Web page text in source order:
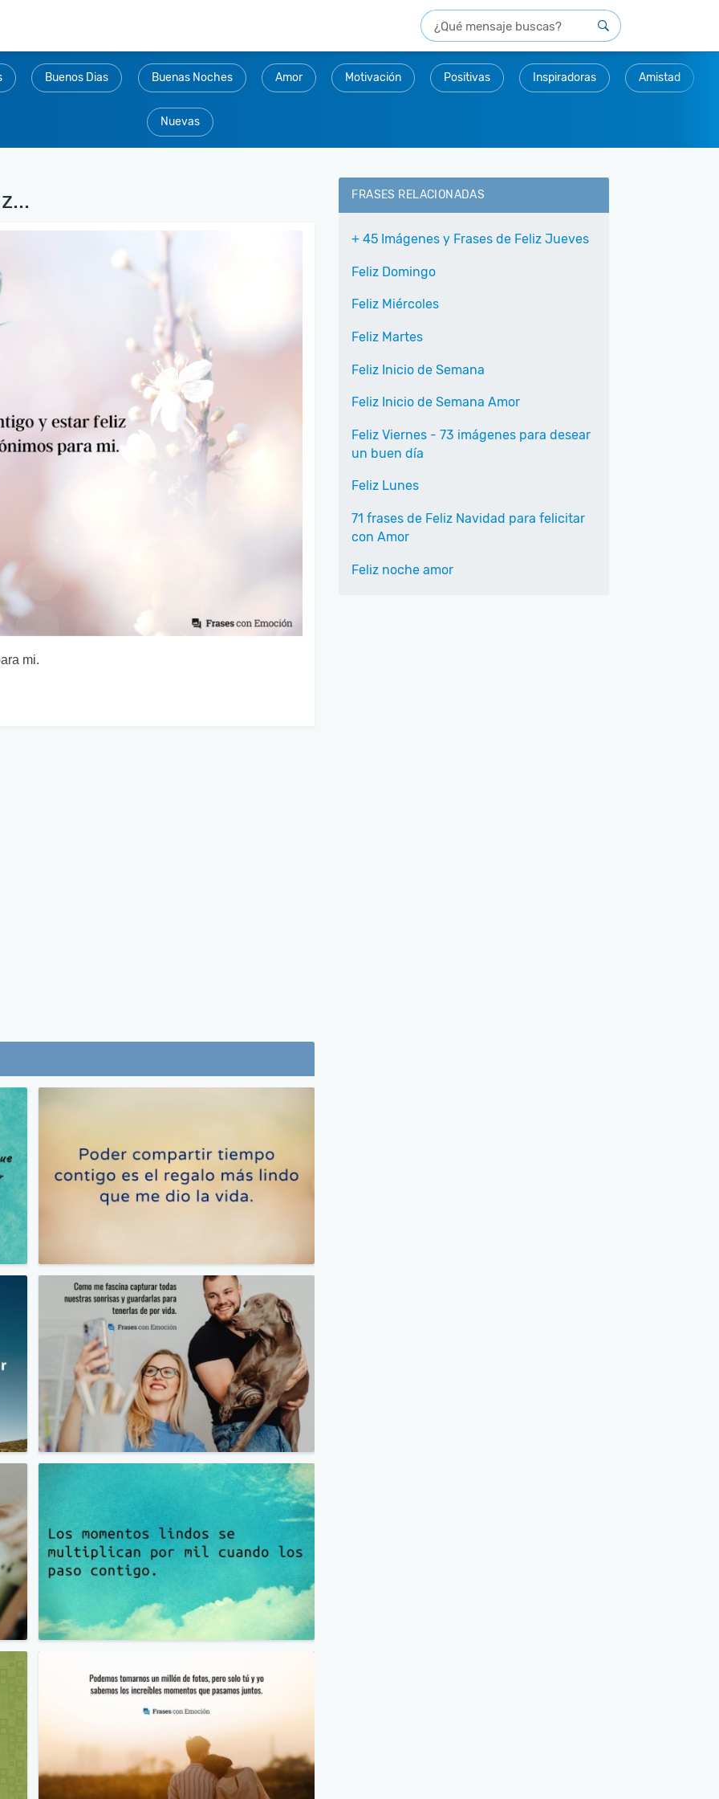
Buenos Dias Buenas Noches Amor Motivación Positivas Inspiradoras Amistad
Nuevas
mi.
FRASES RELACIONADAS
+ 45 Imágenes y Frases de Feliz Jueves
Feliz Domingo
Feliz Miércoles
Feliz Martes
Feliz Inicio de Semana
Feliz Inicio de Semana Amor
Feliz Viernes - 73 imágenes para desear
un buen día
Feliz Lunes
71 frases de Feliz Navidad para felicitar
con Amor
Feliz noche amor